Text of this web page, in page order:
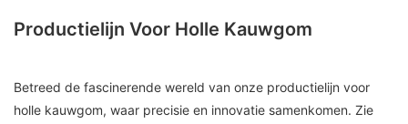
Productielijn Voor Holle Kauwgom
Betreed de fascinerende wereld van onze productielijn voor
holle kauwgom, waar precisie en innovatie samenkomen. Zie